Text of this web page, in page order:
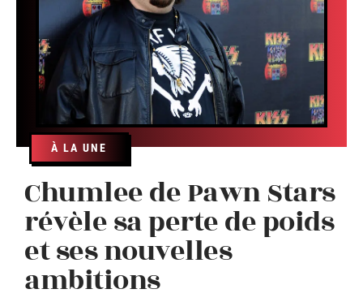
À LA UNE
Chumlee de Pawn Stars
révèle sa perte de poids
et ses nouvelles
ambitions